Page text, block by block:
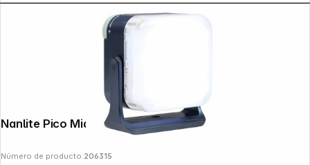
Nanlite Pico Midnight Blue
Número de producto:206315